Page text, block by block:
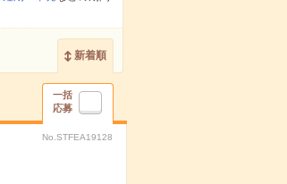
新着順
一括
応募
No.STFEA19128